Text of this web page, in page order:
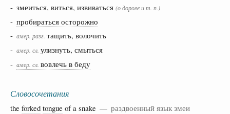
- змеиться, виться, извиваться (о дороге и т. п.)
- пробираться осторожно
- амер. разг. тащить, волочить
- амер. сл. улизнуть, смыться
- амер. сл. вовлечь в беду
Словосочетания
the forked tongue of a snake — раздвоенный язык змеи